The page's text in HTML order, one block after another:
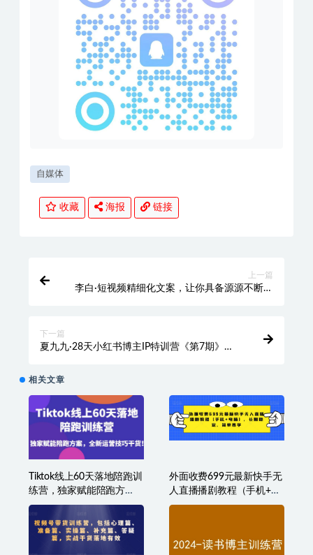
自媒体
收藏 海报 链接
上一篇
李白·短视频精细化文案，让你具备源源不断内
下一篇
夏九九·28天小红书博主IP特训营《第7期》抓
相关文章
Tiktok线上60天落地陪跑训
练营，独家赋能陪跑方
案，全新运营技巧干货
外面收费699元最新快手无
人直播播剧教程（手机+电
脑），长期稳定，简单易